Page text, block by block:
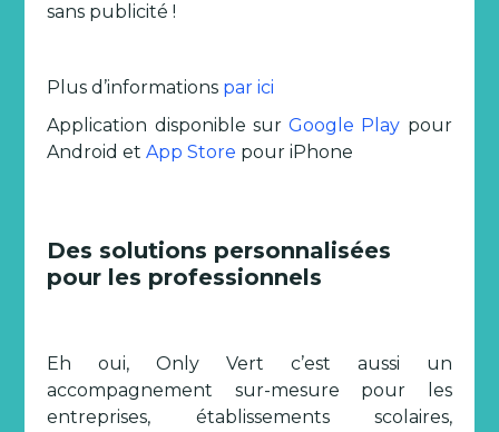
sans publicité !
Plus d’informations par ici
Application disponible surGoogle Play pour
Android etApp Store pour iPhone
Des solutions personnalisées
pour les professionnels
Eh oui, Only Vert c’est aussi un
accompagnement sur-mesure pour les
entreprises, établissements scolaires,